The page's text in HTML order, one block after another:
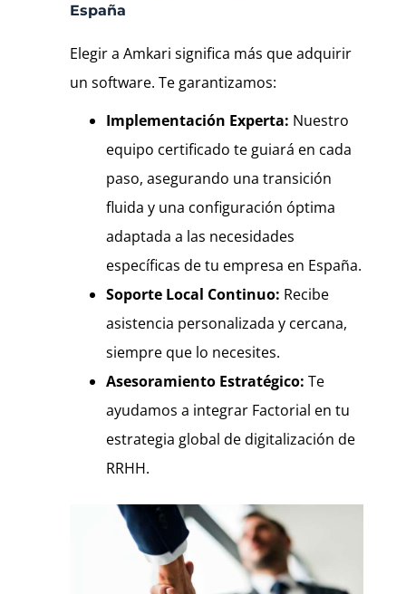
España
Elegir a Amkari significa más que adquirir
un software. Te garantizamos:
Implementación Experta: Nuestro
equipo certificado te guiará en cada
paso, asegurando una transición
fluida y una configuración óptima
adaptada a las necesidades
específicas de tu empresa en España.
Soporte Local Continuo: Recibe
asistencia personalizada y cercana,
siempre que lo necesites.
Asesoramiento Estratégico: Te
ayudamos a integrar Factorial en tu
estrategia global de digitalización de
RRHH.